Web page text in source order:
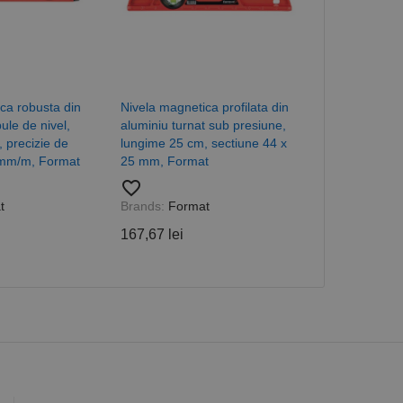
robusta din
de nivel,
precizie de
m, Format
Nivela magnetica profilata din
aluminiu turnat sub presiune,
lungime 25 cm, sectiune 44 x
25 mm, Format
favorite_border
Brands: Format
167,67 lei
Este necesar
- care este o
frecvent utilizat.
colectarea
date privind
Descriere